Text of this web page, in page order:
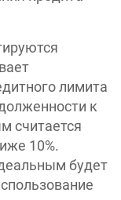
лимита
к
считается
10%.
будет